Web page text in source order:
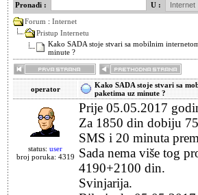
Pronađi :
U :
Forum : Internet
Pristup Internetu
Kako SADA stoje stvari sa mobilnim
minute ?
operator
Kako SADA stoje stvari sa
paketima uz minute ?
status: user
broj poruka: 4319
Prije 05.05.2017
Za 1850 din dobiju
SMS i 20 minuta
Sada nema više tog
4190+2100 din.
Svinjarija.